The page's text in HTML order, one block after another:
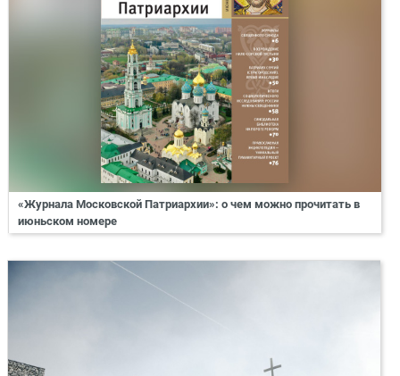
«Журнала Московской Патриархии»: о чем можно прочитать в
июньском номере